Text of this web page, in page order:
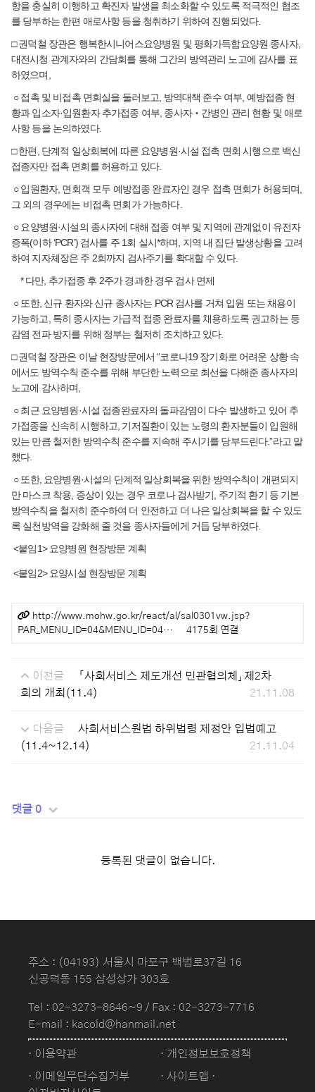
항을 충실히 이행하고 확진자 발생을 최소화할 수 있도록 적극적인 협조
를 당부하는 한편 애로사항 등을 청취하기 위하여 진행되었다.
□ 권덕철 장관은 행복한시니어스요양병원 및 평화가득함요양원 종사자,
대전시청 관계자와의 간담회를 통해 그간의 방역관리 노고에 감사를 표
하였으며,
○ 접촉 및 비접촉 면회실을 둘러보고, 방역대책 준수 여부, 예방접종 현
황과 입소자·입원환자 추가접종 여부, 종사자‧간병인 관리 현황 및 애로
사항 등을 논의하였다.
□ 한편, 단계적 일상회복에 따른 요양병원·시설 접촉 면회 시행으로 백신
접종자만 접촉 면회를 허용하고 있다.
○ 입원환자, 면회객 모두 예방접종 완료자인 경우 접촉 면회가 허용되며,
그 외의 경우에는 비접촉 면회가 가능하다.
○ 요양병원·시설의 종사자에 대해 접종 여부 및 지역에 관계없이 유전자
증폭(이하 ‘PCR’) 검사를 주 1회 실시*하며, 지역 내 집단 발생상황을 고려
하여 지자체장은 주 2회까지 검사주기를 확대할 수 있다.
* 다만, 추가접종 후 2주가 경과한 경우 검사 면제
○ 또한, 신규 환자와 신규 종사자는 PCR 검사를 거쳐 입원 또는 채용이
가능하고, 특히 종사자는 가급적 접종 완료자를 채용하도록 권고하는 등
감염 전파 방지를 위해 정부는 철저히 조치하고 있다.
□ 권덕철 장관은 이날 현장방문에서 “코로나19 장기화로 어려운 상황 속
에서도 방역수칙 준수를 위해 부단한 노력으로 최선을 다해준 종사자의
노고에 감사하며,
○ 최근 요양병원·시설 접종완료자의 돌파감염이 다수 발생하고 있어 추
가접종을 신속히 시행하고, 기저질환이 있는 노령의 환자분들이 입원해
있는 만큼 철저한 방역수칙 준수를 지속해 주시기를 당부드린다.”라고 말
했다.
○ 또한, 요양병원·시설의 단계적 일상회복을 위한 방역수칙이 개편되지
만 마스크 착용, 증상이 있는 경우 코로나 검사받기, 주기적 환기 등 기본
방역수칙을 철저히 준수하여 더 안전하고 더 나은 일상회복을 할 수 있도
록 실천방역을 강화해 줄 것을 종사자들에게 거듭 당부하였다.
<붙임1> 요양병원 현장방문 계획
<붙임2> 요양시설 현장방문 계획
관련링크http://www.mohw.go.kr/react/al/sal0301vw.jsp?
PAR_MENU_ID=04&MENU_ID=04…
4175회 연결
이전글
「사회서비스 제도개선 민관협의체」제2차
회의 개최(11.4)
21.11.08
다음글
사회서비스원법 하위법령 제정안 입법예고
(11.4~12.14)
21.11.04
댓글 0
등록된 댓글이 없습니다.
주소 : (04193) 서울시 마포구 백범로37길 16
신공덕동 155 삼성상가 303호
Tel : 02-3273-8646~9 / Fax : 02-3273-7716
E-mail : kacold@hanmail.net
· 이용약관
· 개인정보보호정책
· 이메일무단수집거부
· 사이트맵 ·